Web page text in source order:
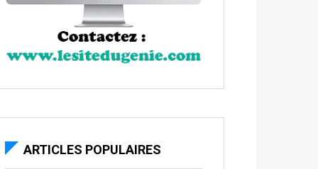
ARTICLES POPULAIRES